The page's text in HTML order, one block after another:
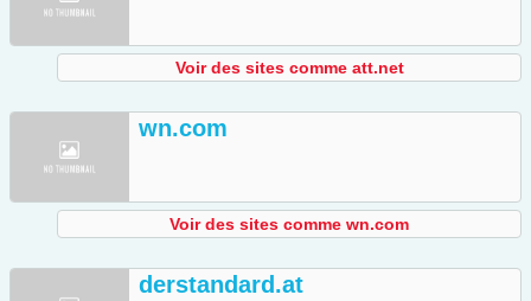
Voir des sites comme att.net
wn.com
Voir des sites comme wn.com
derstandard.at